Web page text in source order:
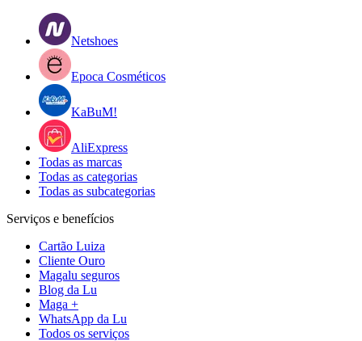
Netshoes
Epoca Cosméticos
KaBuM!
AliExpress
Todas as marcas
Todas as categorias
Todas as subcategorias
Serviços e benefícios
Cartão Luiza
Cliente Ouro
Magalu seguros
Blog da Lu
Maga +
WhatsApp da Lu
Todos os serviços